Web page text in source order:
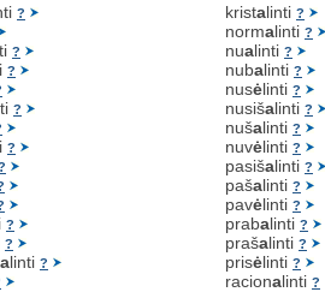
?
?
?
?
?
?
?
alinti ?
kristalinti ?
normalinti ?
nualinti ?
nubalinti ?
nusėlinti ?
nusišalinti ?
nušalinti ?
nuvėlinti ?
pasišalinti ?
pašalinti ?
pavėlinti ?
prabalinti ?
prašalinti ?
prisėlinti ?
racionalinti ?